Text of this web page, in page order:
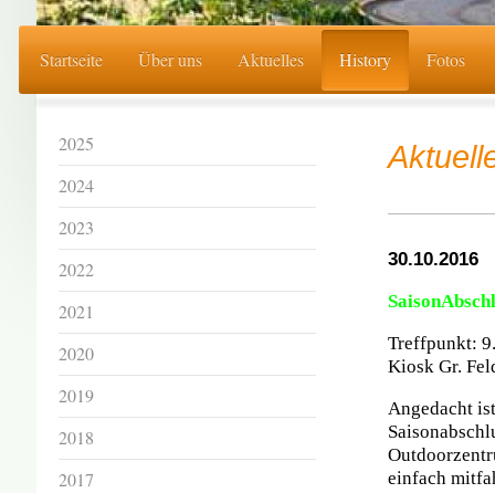
Startseite Über uns Aktuelles History Fotos
30.10.2016
Treffpunkt:
Kiosk Gr.
Angedacht
einfach
2025
2024
2023
2022
2021
2020
2019
2018
2017